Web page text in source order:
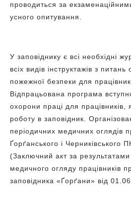
проводиться за
усного опитування.
У заповіднику є всі необхідні
всіх видів інструктажів з
пожежної безпеки для
Відпрацьована програма
охорони праці для працівників,
роботу в заповідник.
періодичних медичних оглядів
Ґорґанського і Черниківського
(Заключний акт за результатами
медичного огляду працівників
заповідника «Ґорґани» від